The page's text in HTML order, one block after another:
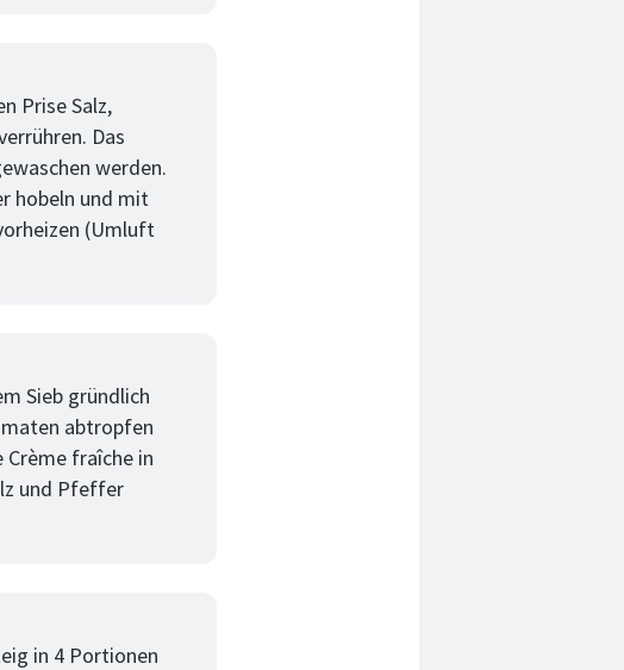
Prise Salz,
Das
werden.
hobeln und mit
(Umluft
Sieb gründlich
abtropfen
Crème fraîche in
und Pfeffer
in 4 Portionen